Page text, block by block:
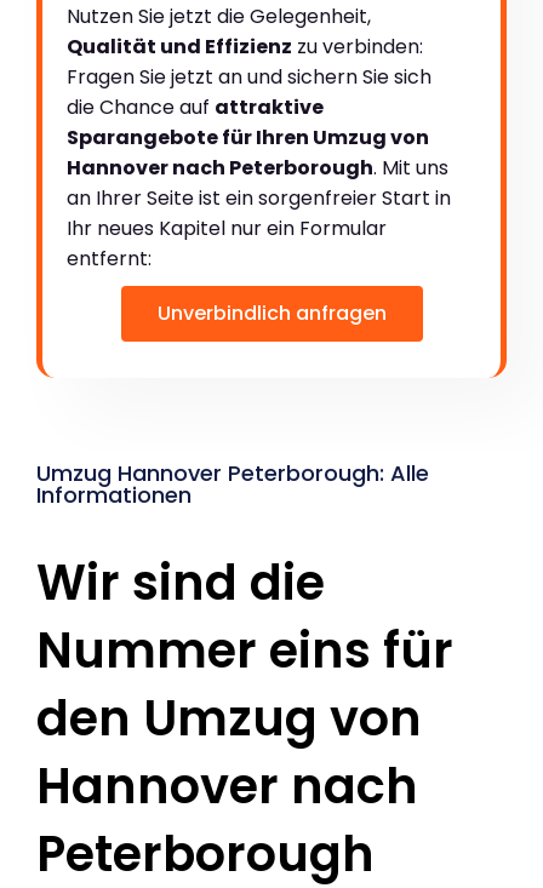
Nutzen Sie jetzt die Gelegenheit,
Qualität und Effizienz zu verbinden:
Fragen Sie jetzt an und sichern Sie sich
die Chance auf attraktive
Sparangebote für Ihren Umzug von
Hannover nach Peterborough. Mit uns
an Ihrer Seite ist ein sorgenfreier Start in
Ihr neues Kapitel nur ein Formular
entfernt:
Unverbindlich anfragen
Umzug Hannover Peterborough: Alle
Informationen
Wir sind die
Nummer eins für
den Umzug von
Hannover nach
Peterborough